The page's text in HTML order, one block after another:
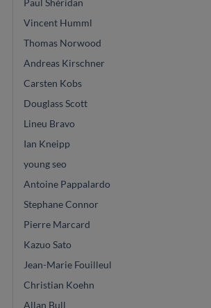
Vincent Humml
Thomas Norwood
Andreas Kirschner
Carsten Kobs
Douglass Scott
Lineu Bravo
Ian Kneipp
young seo
Antoine Pappalardo
Stephane Connor
Pierre Marcard
Kazuo Sato
Jean-Marie Fouilleul
Christian Koehn
Allan Bull